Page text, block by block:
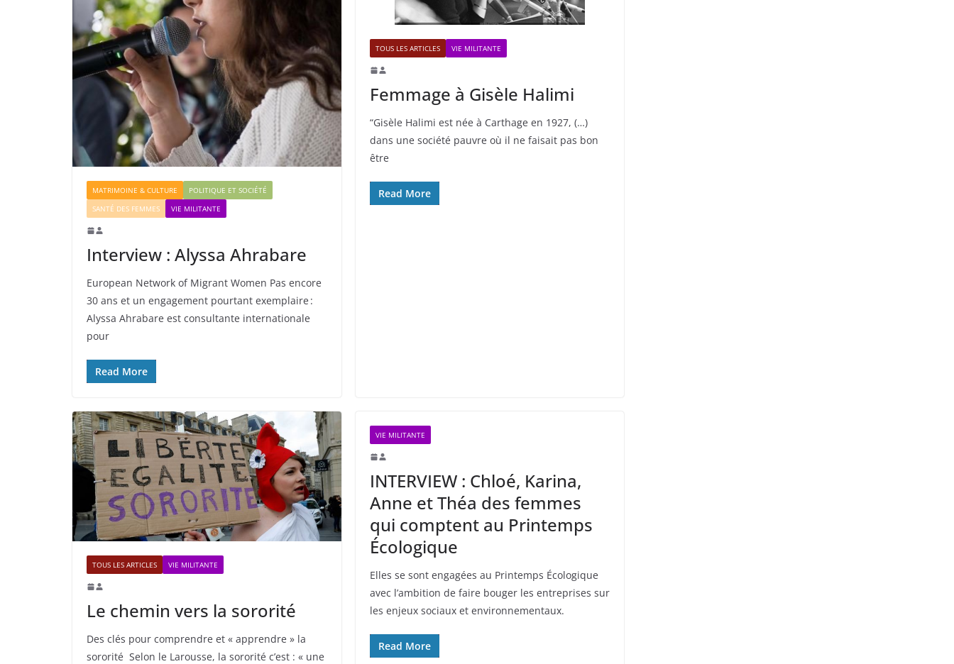
MATRIMOINE & CULTURE
POLITIQUE ET SOCIÉTÉ
SANTÉ DES FEMMES
VIE MILITANTE
Interview : Alyssa Ahrabare
European Network of Migrant Women Pas encore
30 ans et un engagement pourtant exemplaire :
Alyssa Ahrabare est consultante internationale
pour
Read More
TOUS LES ARTICLES VIE MILITANTE
Femmage à Gisèle Halimi
“Gisèle Halimi est née à Carthage en 1927, (…)
dans une société pauvre où il ne faisait pas bon
être
Read More
TOUS LES ARTICLES VIE MILITANTE
Le chemin vers la sororité
Des clés pour comprendre et « apprendre » la
sororité Selon le Larousse, la sororité c’est : « une
VIE MILITANTE
INTERVIEW : Chloé, Karina,
Anne et Théa des femmes
qui comptent au Printemps
Écologique
Elles se sont engagées au Printemps Écologique
avec l’ambition de faire bouger les entreprises sur
les enjeux sociaux et environnementaux.
Read More